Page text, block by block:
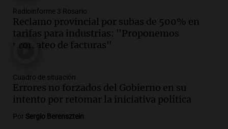
fieles en Liniers por pan, trabajo y salud
Panorama Federal
Episodios
Audio.Terrible choque en Córdoba:
de Abasto
Radioinforme 3
Episodios
Audio.
Rosario licita un nuevo polo
comercial y un muelle para transformar
Radioinforme 3 Rosario
Reclamo provincial por subas de 500% en
tarifas para industrias: "Proponemos
prorrateo de facturas"
Cuadro de situación
Errores no forzados del Gobierno en su
intento por retomar la iniciativa política
Por Sergio Berensztein